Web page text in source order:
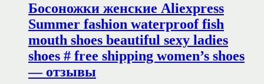
Босоножки женские Aliexpress
Summer fashion waterproof fish
mouth shoes beautiful sexy ladies
shoes # free shipping women’s shoes
— отзывы